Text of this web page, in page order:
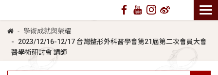
學術成就與榮耀
2023/12/16-12/17 台灣整形外科醫學會第21屆第二次會員大會
醫學術研討會 講師